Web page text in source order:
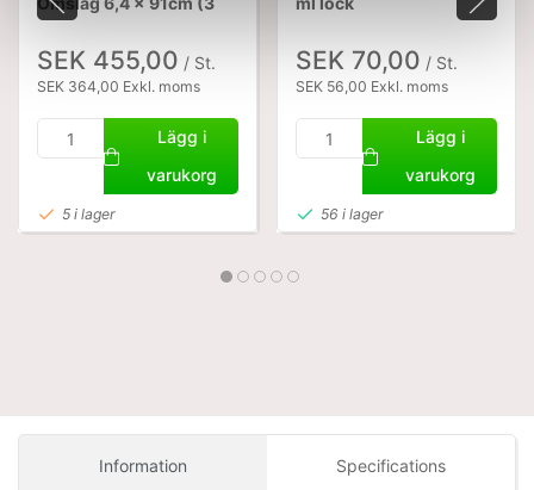
st)
SEK 455,00 / St.
SEK 364,00 Exkl. moms
Lägg i
varukorg
5 i lager
SEK 70,00 / St.
SEK 56,00 Exkl. moms
Lägg i
varukorg
56 i lager
Information Specifications